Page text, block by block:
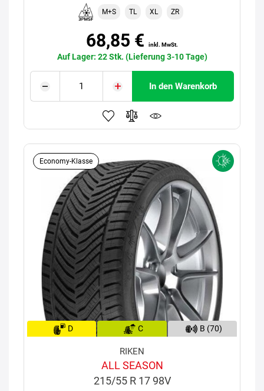
M+S TL XL ZR
68,85 € inkl. MwSt.
Auf Lager: 22 Stk. (Lieferung 3-10 Tage)
In den Warenkorb
Economy-Klasse
D C B (70)
RIKEN
ALL SEASON
215/55 R 17 98V